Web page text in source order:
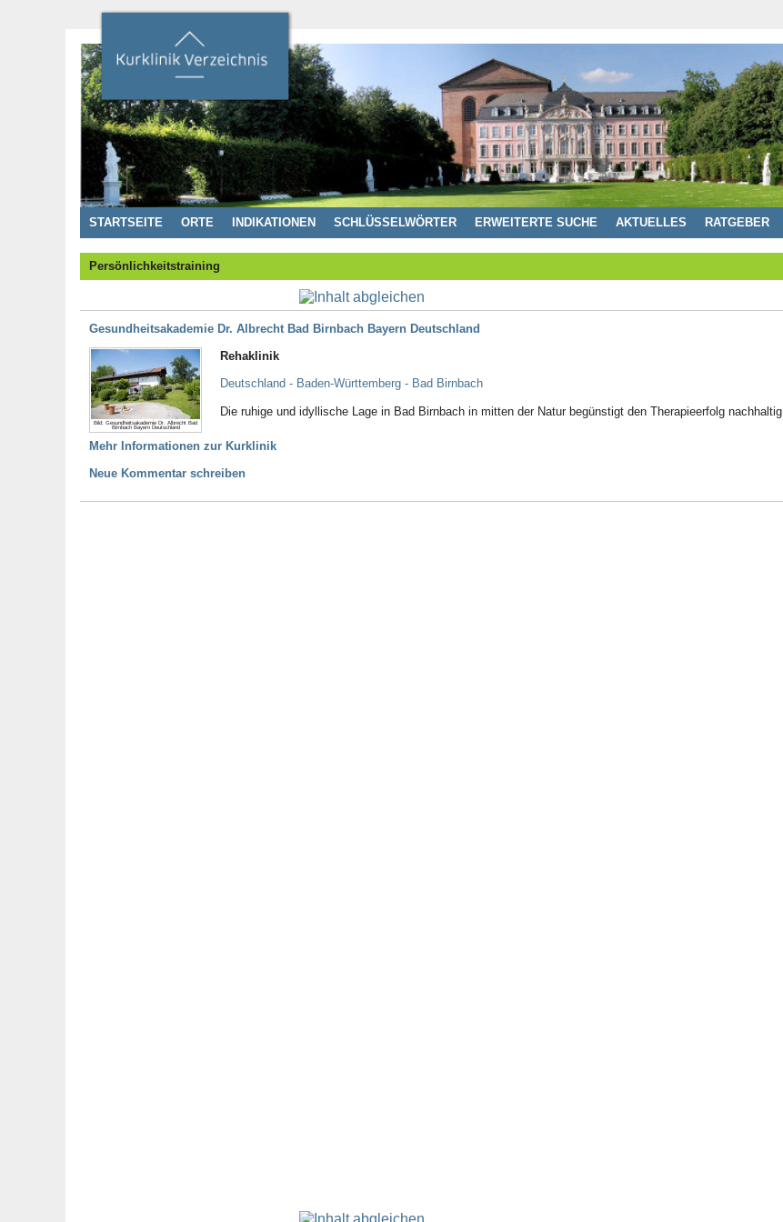
STARTSEITE ORTE INDIKATIONEN SCHLÜSSELWÖRTER ERWEITERTE SUCHE AKTUELLES RATGEBER
Persönlichkeitstraining
Gesundheitsakademie Dr. Albrecht Bad Birnbach Bayern Deutschland
Bild: Gesundheitsakademie Dr. Albrecht Bad
Birnbach Bayern Deutschland
Rehaklinik
Deutschland - Baden-Württemberg - Bad Birnbach
Die ruhige und idyllische Lage in Bad Birnbach in mitten der Natur begünstigt den Therapieerfolg nachhaltig.
Mehr Informationen zur Kurklinik
Neue Kommentar schreiben